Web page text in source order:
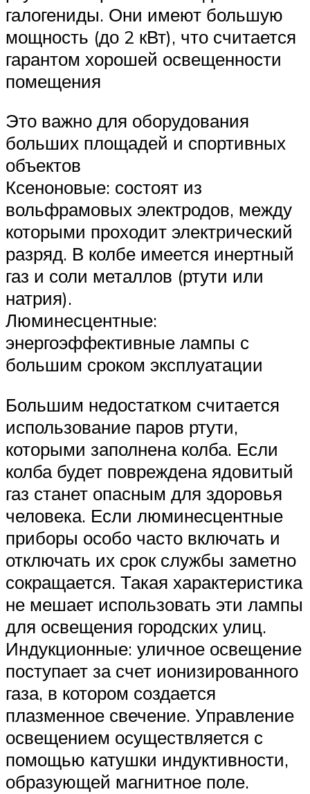
галогениды. Они имеют большую
мощность (до 2 кВт), что считается
гарантом хорошей освещенности
помещения
Это важно для оборудования
больших площадей и спортивных
объектов
Ксеноновые: состоят из
вольфрамовых электродов, между
которыми проходит электрический
разряд. В колбе имеется инертный
газ и соли металлов (ртути или
натрия).
Люминесцентные:
энергоэффективные лампы с
большим сроком эксплуатации
Большим недостатком считается
использование паров ртути,
которыми заполнена колба. Если
колба будет повреждена ядовитый
газ станет опасным для здоровья
человека. Если люминесцентные
приборы особо часто включать и
отключать их срок службы заметно
сокращается. Такая характеристика
не мешает использовать эти лампы
для освещения городских улиц.
Индукционные: уличное освещение
поступает за счет ионизированного
газа, в котором создается
плазменное свечение. Управление
освещением осуществляется с
помощью катушки индуктивности,
образующей магнитное поле.